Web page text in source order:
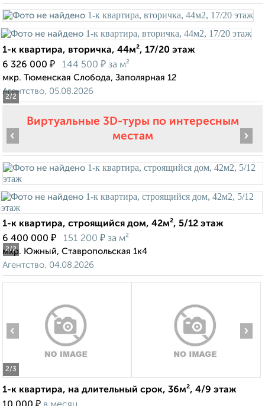
2/2
1-к квартира, вторичка, 44м², 17/20 этаж
6 326 000 ₽ 144 500 ₽ за м²
мкр. Тюменская Слобода, Заполярная 12
Агентство, 05.08.2026
Виртуальные 3D-туры по интересным
местам
2/2
‹ ›
1-к квартира, строящийся дом, 42м², 5/12 этаж
6 400 000 ₽ 151 200 ₽ за м²
мкр. Южный, Ставропольская 1к4
Агентство, 04.08.2026
2/3
‹ ›
1-к квартира, на длительный срок, 36м², 4/9 этаж